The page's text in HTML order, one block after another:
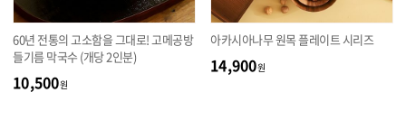
60년 전통의 고소함을 그대로! 고메공방
들기름 막국수 (개당 2인분)
10,500원
아카시아나무 원목 플레이트 시리즈
14,900원